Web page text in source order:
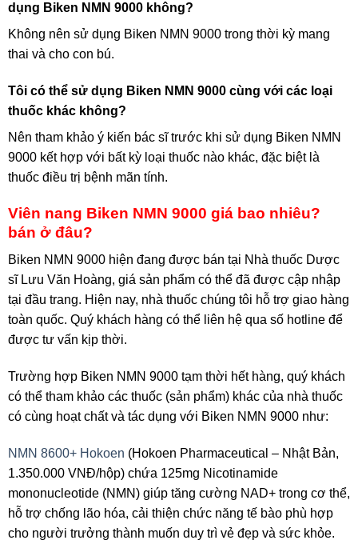
dụng Biken NMN 9000 không?
Không nên sử dụng Biken NMN 9000 trong thời kỳ mang
thai và cho con bú.
Tôi có thể sử dụng Biken NMN 9000 cùng với các loại
thuốc khác không?
Nên tham khảo ý kiến bác sĩ trước khi sử dụng Biken NMN
9000 kết hợp với bất kỳ loại thuốc nào khác, đặc biệt là
thuốc điều trị bệnh mãn tính.
Viên nang Biken NMN 9000 giá bao nhiêu?
bán ở đâu?
Biken NMN 9000 hiện đang được bán tại Nhà thuốc Dược
sĩ Lưu Văn Hoàng, giá sản phẩm có thể đã được cập nhập
tại đầu trang. Hiện nay, nhà thuốc chúng tôi hỗ trợ giao hàng
toàn quốc. Quý khách hàng có thể liên hệ qua số hotline để
được tư vấn kịp thời.
Trường hợp Biken NMN 9000 tạm thời hết hàng, quý khách
có thể tham khảo các thuốc (sản phẩm) khác của nhà thuốc
có cùng hoạt chất và tác dụng với Biken NMN 9000 như:
NMN 8600+ Hokoen (Hokoen Pharmaceutical – Nhật Bản,
1.350.000 VNĐ/hộp) chứa 125mg Nicotinamide
mononucleotide (NMN) giúp tăng cường NAD+ trong cơ thể,
hỗ trợ chống lão hóa, cải thiện chức năng tế bào phù hợp
cho người trưởng thành muốn duy trì vẻ đẹp và sức khỏe.